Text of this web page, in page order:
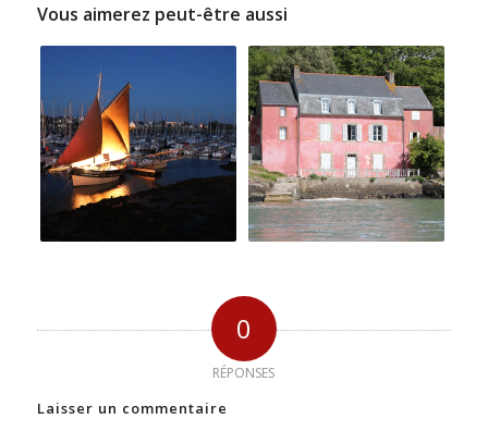
Vous aimerez peut-être aussi
0
RÉPONSES
Laisser un commentaire